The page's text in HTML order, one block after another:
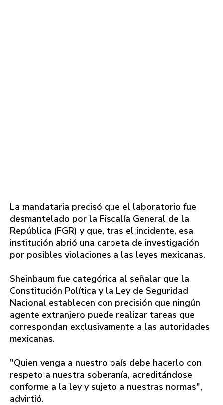
La mandataria precisó que el laboratorio fue
desmantelado por la Fiscalía General de la
República (FGR) y que, tras el incidente, esa
institución abrió una carpeta de investigación
por posibles violaciones a las leyes mexicanas.
Sheinbaum fue categórica al señalar que la
Constitución Política y la Ley de Seguridad
Nacional establecen con precisión que ningún
agente extranjero puede realizar tareas que
correspondan exclusivamente a las autoridades
mexicanas.
"Quien venga a nuestro país debe hacerlo con
respeto a nuestra soberanía, acreditándose
conforme a la ley y sujeto a nuestras normas",
advirtió.